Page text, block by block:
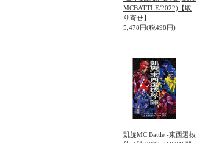
MCBATTLE/2022)【取
り寄せ】
5,478円(税498円)
凱旋MC Battle -東西選抜